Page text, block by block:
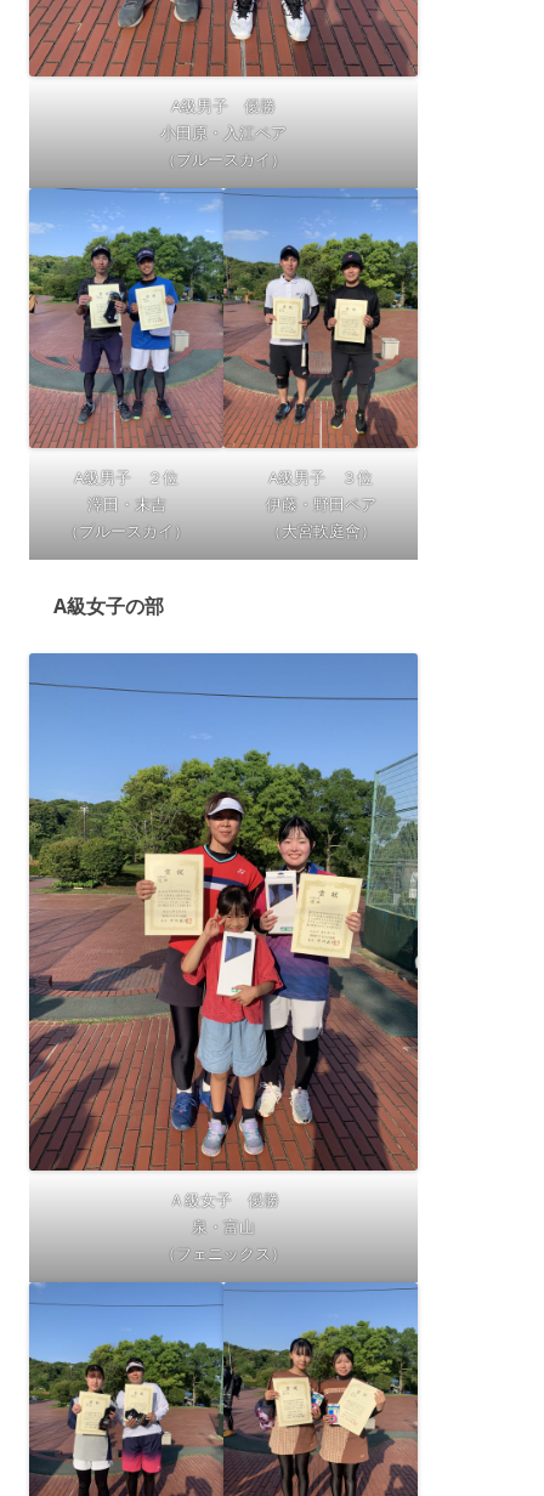
A級男子 優勝
小田原・入江ペア
（ブルースカイ）
A級男子 ２位
澤田・末吉
（ブルースカイ）
A級男子 ３位
伊藤・野田ペア
（大宮軟庭會）
A級女子の部
Ａ級女子 優勝
泉・富山
（フェニックス）